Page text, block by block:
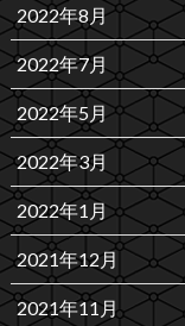
2022年8月
2022年7月
2022年5月
2022年3月
2022年1月
2021年12月
2021年11月